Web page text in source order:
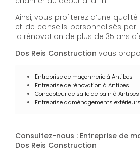
Ainsi, vous profiterez d’une
et de conseils personnalisés
la rénovation de plus de 35 ans
Dos Reis Construction vous
Entreprise de maçonnerieà Antibes
Entreprise de rénovation à Antibes
Concepteur de salle de bain à Antibes
Entreprise d'aménagements
Consultez-nous : Entreprise de
Dos Reis Construction